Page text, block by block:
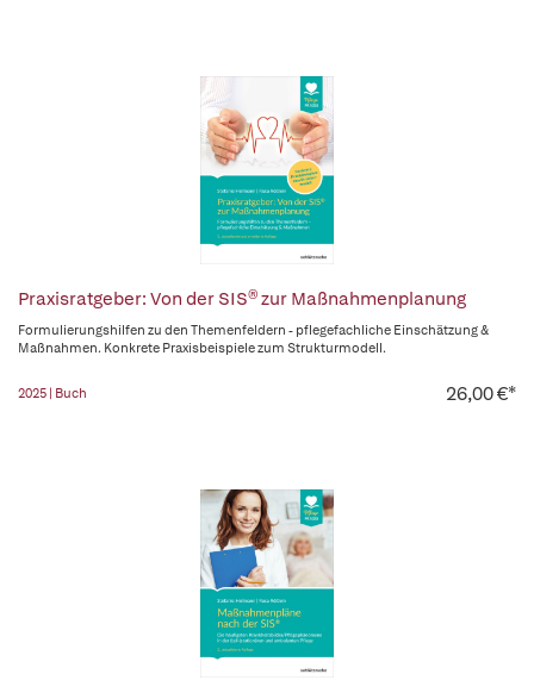
Praxisratgeber: Von der SIS® zur Maßnahmenplanung
Formulierungshilfen zu den Themenfeldern - pflegefachliche Einschätzung &
Maßnahmen. Konkrete Praxisbeispiele zum Strukturmodell.
2025 | Buch 26,00 €*